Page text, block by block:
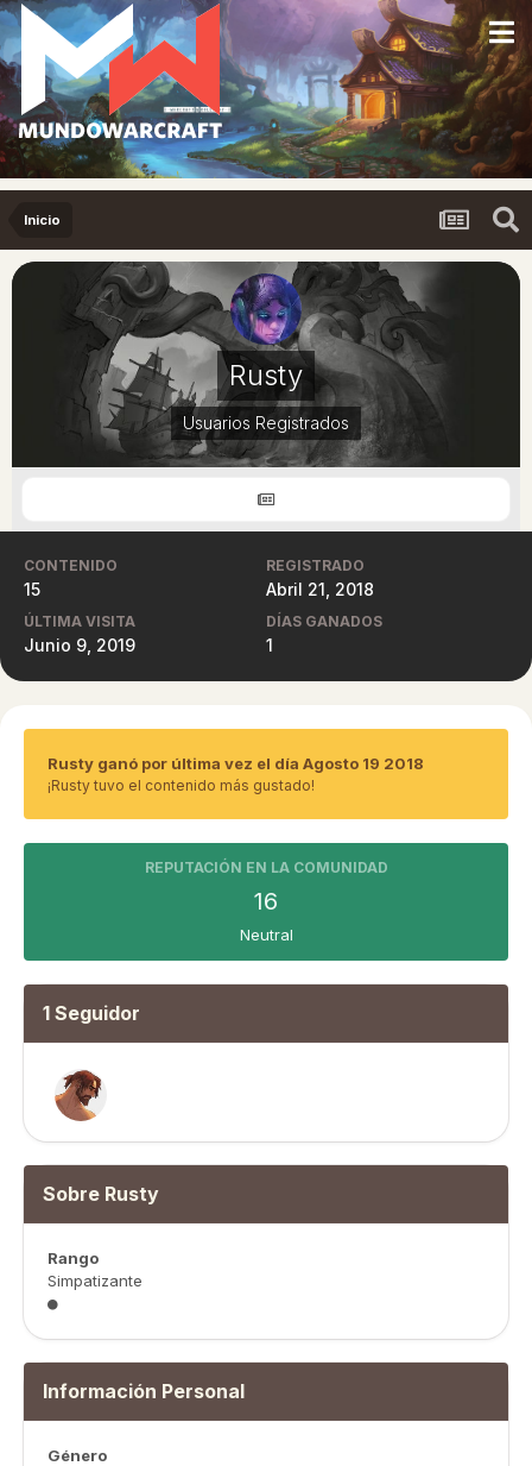
Inicio
Rusty
Usuarios Registrados
CONTENIDO
15
REGISTRADO
Abril 21, 2018
ÚLTIMA VISITA
Junio 9, 2019
DÍAS GANADOS
1
Rusty ganó por última vez el día Agosto 19 2018
¡Rusty tuvo el contenido más gustado!
REPUTACIÓN EN LA COMUNIDAD
16
Neutral
1 Seguidor
Sobre Rusty
Rango
Simpatizante
Información Personal
Género